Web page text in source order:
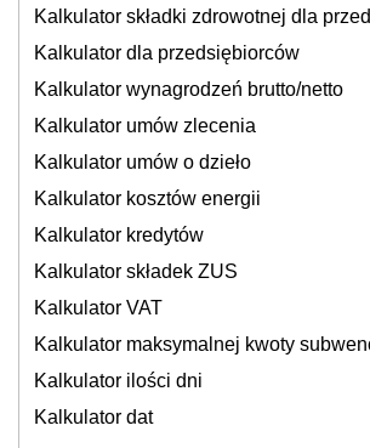
Kalkulator składki zdrowotnej dla
Kalkulator dla przedsiębiorców
Kalkulator wynagrodzeń brutto/netto
Kalkulator umów zlecenia
Kalkulator umów o dzieło
Kalkulator kosztów energii
Kalkulator kredytów
Kalkulator składek ZUS
Kalkulator VAT
Kalkulator maksymalnej kwoty
Kalkulator ilości dni
Kalkulator dat